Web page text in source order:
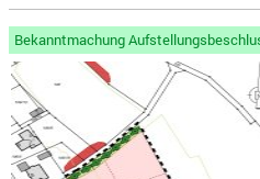
Bekanntmachung